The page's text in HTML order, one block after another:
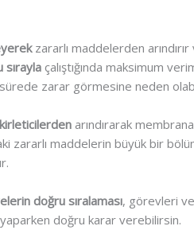
zararlı maddelerden
sırayla çalıştığında maksimum
zarar görmesine neden
arındırarak
zararlı maddelerin büyük bir
doğru sıralaması, görevleri ve
doğru karar verebilirsin.